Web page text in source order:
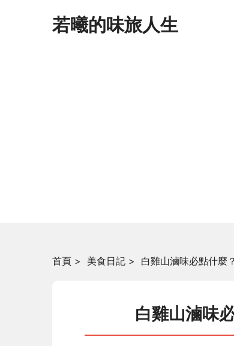
若曦的味旅人生
首頁 > 美食日記 > 白雞山滷味必點什麼
白雞山滷味